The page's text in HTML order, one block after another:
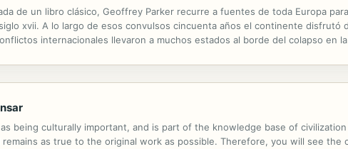
de un libro clásico, Geoffrey Parker recurre a fuentes de toda Europa
xvii. A lo largo de esos convulsos cincuenta años el continente disfrutó
internacionales llevaron a muchos estados al borde del colapso en
being culturally important, and is part of the knowledge base of
as true to the original work as possible. Therefore, you will see the